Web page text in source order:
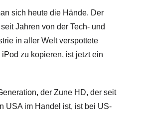
sich heute die Hände. Der
Jahren von der Tech- und
in aller Welt verspottete
zu kopieren, ist jetzt ein
der Zune HD, der seit
USA im Handel ist, ist bei US-